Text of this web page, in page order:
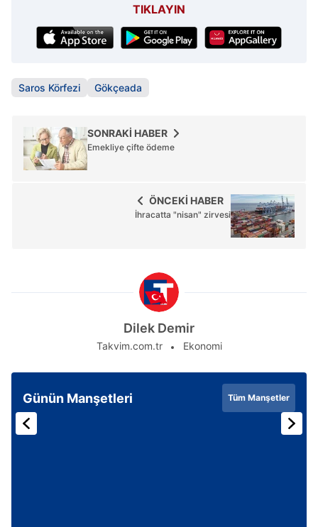
TIKLAYIN
Saros Körfezi Gökçeada
SONRAKİ HABER
Emekliye çifte ödeme
ÖNCEKİ HABER
İhracatta "nisan" zirvesi
Dilek Demir
Takvim.com.tr Ekonomi
Günün Manşetleri Tüm Manşetler